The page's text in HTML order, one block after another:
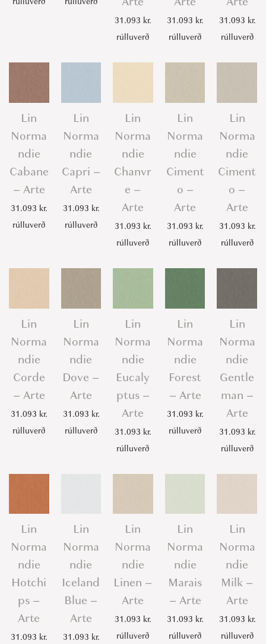
31.093 kr.
rúlluverð
31.093 kr.
rúlluverð
31.093 kr.
rúlluverð
Lin
Norma
ndie
Cabane
– Arte
31.093 kr.
rúlluverð
Lin
Norma
ndie
Capri –
Arte
31.093 kr.
rúlluverð
Lin
Norma
ndie
Chanvr
e –
Arte
31.093 kr.
rúlluverð
Lin
Norma
ndie
Ciment
o –
Arte
31.093 kr.
rúlluverð
Lin
Norma
ndie
Ciment
o –
Arte
31.093 kr.
rúlluverð
Lin
Norma
ndie
Corde
– Arte
31.093 kr.
rúlluverð
Lin
Norma
ndie
Dove –
Arte
31.093 kr.
rúlluverð
Lin
Norma
ndie
Eucaly
ptus –
Arte
31.093 kr.
rúlluverð
Lin
Norma
ndie
Forest
– Arte
31.093 kr.
rúlluverð
Lin
Norma
ndie
Gentle
man –
Arte
31.093 kr.
rúlluverð
Lin
Norma
ndie
Hotchi
ps –
Arte
31.093 kr.
Lin
Norma
ndie
Iceland
Blue –
Arte
31.093 kr.
Lin
Norma
ndie
Linen –
Arte
31.093 kr.
rúlluverð
Lin
Norma
ndie
Marais
– Arte
31.093 kr.
rúlluverð
Lin
Norma
ndie
Milk –
Arte
31.093 kr.
rúlluverð